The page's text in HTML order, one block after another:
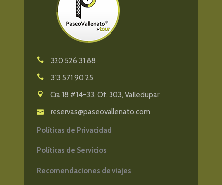
320 526 31 88
313 571 90 25
Cra 18 #14-33, Of. 303, Valledupar
reservas@paseovallenato.com
Políticas de Privacidad
Políticas de Servicios
Recomendaciones de viajes